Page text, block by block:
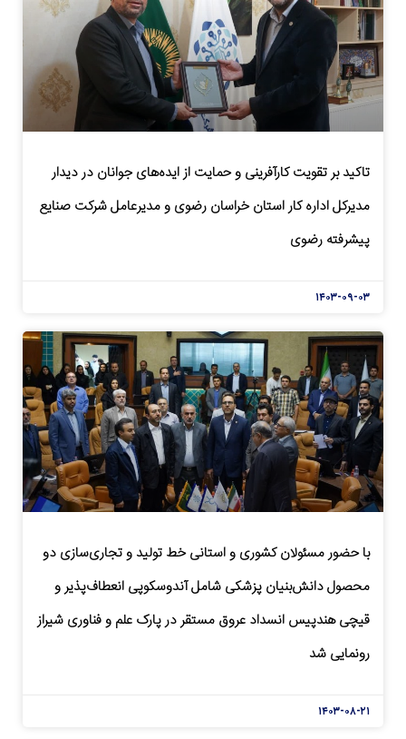
تاکید بر تقویت کارآفرینی و حمایت از ایده‌های جوانان در دیدار
مدیرکل اداره کار استان خراسان رضوی و مدیرعامل شرکت صنایع
پیشرفته رضوی
۱۴۰۳-۰۹-۰۳
با حضور مسئولان کشوری و استانی خط تولید و تجاری‌سازی دو
محصول دانش‌بنیان پزشکی شامل آندوسکوپی انعطاف‌پذیر و
قیچی هندپیس انسداد عروق مستقر در پارک علم و فناوری شیراز
رونمایی شد
۱۴۰۳-۰۸-۲۱